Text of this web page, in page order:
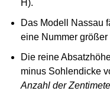
H).
Das Modell Nassau
eine Nummer größer
Die reine
minus Sohlendicke
Anzahl der